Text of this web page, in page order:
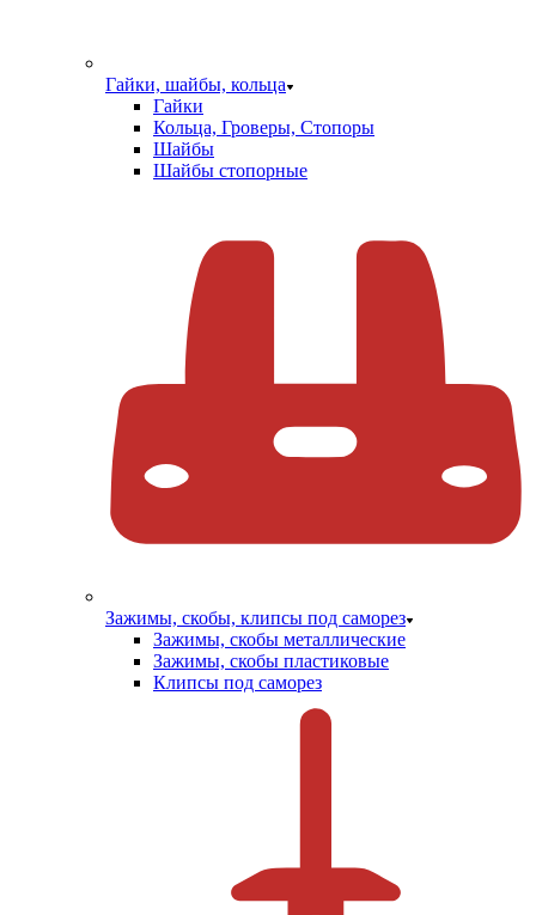
Гайки, шайбы, кольца
Гайки
Кольца, Гроверы, Стопоры
Шайбы
Шайбы стопорные
Зажимы, скобы, клипсы под саморез
Зажимы, скобы металлические
Зажимы, скобы пластиковые
Клипсы под саморез